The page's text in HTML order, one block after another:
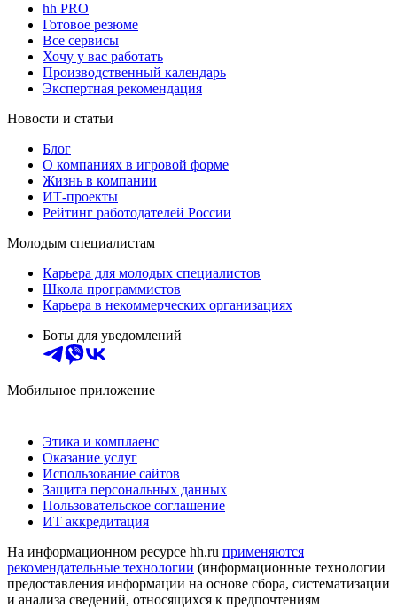
hh PRO
Готовое резюме
Все сервисы
Хочу у вас работать
Производственный календарь
Экспертная рекомендация
Новости и статьи
Блог
О компаниях в игровой форме
Жизнь в компании
ИТ-проекты
Рейтинг работодателей России
Молодым специалистам
Карьера для молодых специалистов
Школа программистов
Карьера в некоммерческих организациях
Боты для уведомлений
Мобильное приложение
Этика и комплаенс
Оказание услуг
Использование сайтов
Защита персональных данных
Пользовательское соглашение
ИТ аккредитация
На информационном ресурсе hh.ru применяются
рекомендательные технологии (информационные технологии
предоставления информации на основе сбора, систематизации
и анализа сведений, относящихся к предпочтениям